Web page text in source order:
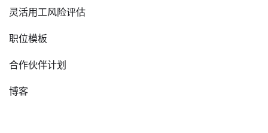
灵活用工风险评估
职位模板
合作伙伴计划
博客